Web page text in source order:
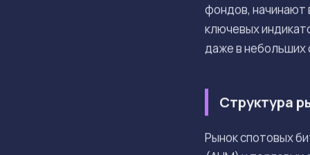
фондов, начинают
ключевых
даже в небольших
Структура
Рынок спотовых